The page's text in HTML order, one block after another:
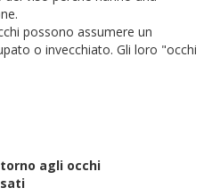
possono assumere un
o invecchiato. Gli loro "occhi
agli occhi